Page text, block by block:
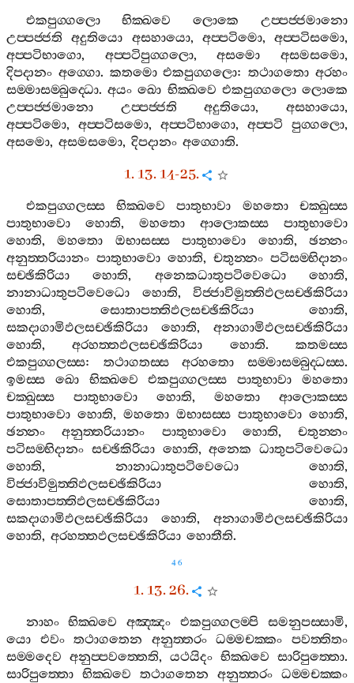
එකපුග‍්ගලො භික‍්ඛවෙ ලොකෙ
උප‍්පජ‍්ජමානො
උප‍්පජ‍්ජති
අදුතියො අසහායො, අප‍්පටිමො, අප‍්පටිසමො,
අප‍්පටිභාගො, අප‍්පටිපුග‍්ගලො,අසමො අසමසමො,
දිපදානං අග‍්ගො. කතමො එකපුග‍්ගලො:තථාගතො අරහං
සම‍්මාසම‍්බුද‍්ධො.අයං ඛො භික‍්ඛවෙ එකපුග‍්ගලො ලොකෙ
උප‍්පජ‍්ජමානො
උප‍්පජ‍්ජති අදුතියො,අසහායො,
අප‍්පටිමො, අප‍්පටිසමො, අප‍්පටිභාගො, අප‍්පටි පුග‍්ගලො,
අසමො, අසමසමො, දිපදානං අග‍්ගොති.
1. 13. 14-25.
එකපුග‍්ගලස‍්ස භික‍්ඛවෙ පාතුභාවා මහතො
චක‍්ඛුස‍්ස
පාතුභාවො
හොති, මහතො ආලොකස‍්ස
පාතුභාවො
හොති,මහතො ඔභාසස‍්ස පාතුභාවො හොති,ඡන‍්නං
අනුත‍්තරියානං පාතුභාවො හොති, චතුන‍්නං පටිසම‍්භිදානං
සච‍්ඡිකිරියා
හොති, අනෙකධාතුපටිවෙධො හොති,
නානාධාතුපටිවෙධො
හොති, විජ‍්ජාවිමුත‍්තිඵලසච‍්ඡිකිරියා
හොති, සොතාපත‍්තිඵලසච‍්ඡිකිරියා හොති,
සකදාගාමිඵලසච‍්ඡිකිරියා
හොති, අනාගාමිඵලසච‍්ඡිකිරියා
හොති,අරහත‍්තඵලසච‍්ඡිකිරියා හොති.කතමස‍්ස
එකපුග‍්ගලස‍්ස: තථාගතස‍්ස අරහතො සම‍්මාසම‍්බුද‍්ධස‍්ස.
ඉමස‍්ස
ඛො භික‍්ඛවෙ එකපුග‍්ගලස‍්ස පාතුභාවා
මහතො
චක‍්ඛුස‍්ස
පාතුභාවො හොති, මහතො
ආලොකස‍්ස
පාතුභාවො හොති, මහතො ඔභාසස‍්ස පාතුභාවො හොති,
ඡන‍්නං
අනුත‍්තරියානං පාතුභාවො හොති, චතුන‍්නං
පටිසම‍්භිදානං සච‍්ඡිකිරියා හොති,අනෙක ධාතුපටිවෙධො
හොති, නානාධාතුපටිවෙධො හොති,
විජ‍්ජාවිමුත‍්තිඵලසච‍්ඡිකිරියා
හොති,
සොතාපත‍්තිඵලසච‍්ඡිකිරියා
හොති,
සකදාගාමිඵලසච‍්ඡිකිරියා
හොති, අනාගාමිඵලසච‍්ඡිකිරියා
හොති, අරහත‍්තඵලසච‍්ඡිකිරියා හොතීති.
46
1. 13. 26.
නාහං භික‍්ඛවෙ අඤ‍්ඤං එකපුග‍්ගලම‍්පි සමනුපස‍්සාමි,
යො
එවං තථාගතෙන අනුත‍්තරං ධම‍්මචක‍්කං
පවත‍්තිතං
සම‍්මදෙව අනුප‍්පවත‍්තෙති, යථයිදං භික‍්ඛවෙ සාරිපුත‍්තො.
සාරිපුත‍්තො භික‍්ඛවෙ තථාගතෙන අනුත‍්තරං ධම‍්මචක‍්කං